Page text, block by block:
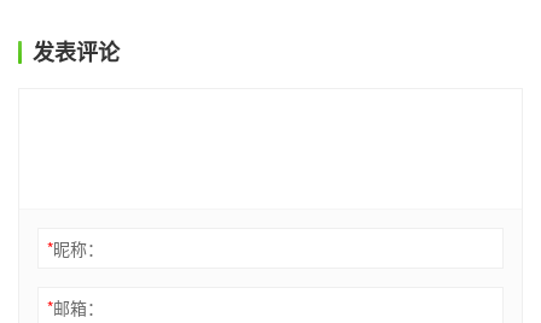
发表评论
*昵称：
*邮箱：